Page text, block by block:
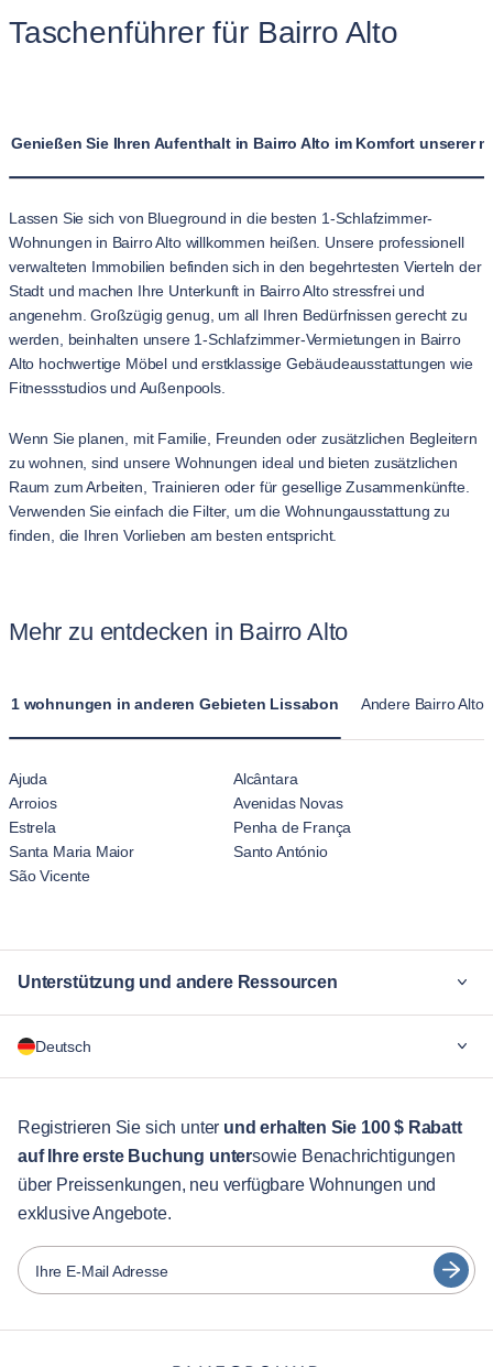
Taschenführer für Bairro Alto
Genießen Sie Ihren Aufenthalt in Bairro Alto im Komfort unserer
Lassen Sie sich von Blueground in die besten 1-Schlafzimmer-
Wohnungen in Bairro Alto willkommen heißen. Unsere professionell
verwalteten Immobilien befinden sich in den begehrtesten Vierteln der
Stadt und machen Ihre Unterkunft in Bairro Alto stressfrei und
angenehm. Großzügig genug, um all Ihren Bedürfnissen gerecht zu
werden, beinhalten unsere 1-Schlafzimmer-Vermietungen in Bairro
Alto hochwertige Möbel und erstklassige Gebäudeausstattungen wie
Fitnessstudios und Außenpools.
Wenn Sie planen, mit Familie, Freunden oder zusätzlichen Begleitern
zu wohnen, sind unsere Wohnungen ideal und bieten zusätzlichen
Raum zum Arbeiten, Trainieren oder für gesellige Zusammenkünfte.
Verwenden Sie einfach die Filter, um die Wohnungausstattung zu
finden, die Ihren Vorlieben am besten entspricht.
Mehr zu entdecken in Bairro Alto
1 wohnungen in anderen Gebieten Lissabon Andere Bairro Alto
Ajuda
Alcântara
Arroios
Avenidas Novas
Estrela
Penha de França
Santa Maria Maior
Santo António
São Vicente
Unterstützung und andere Ressourcen
Für Unternehmen
Gästebetreuung
Stadt-Guide
Partner
Vermieter von Möbeln
Vermieter
Franchise-Partner
Deutsch
English
Português
Español
Français
Türkçe
Registrieren Sie sich unter und erhalten Sie 100 $ Rabatt
auf Ihre erste Buchung untersowie Benachrichtigungen
über Preissenkungen, neu verfügbare Wohnungen und
exklusive Angebote.
Ihre E-Mail Adresse